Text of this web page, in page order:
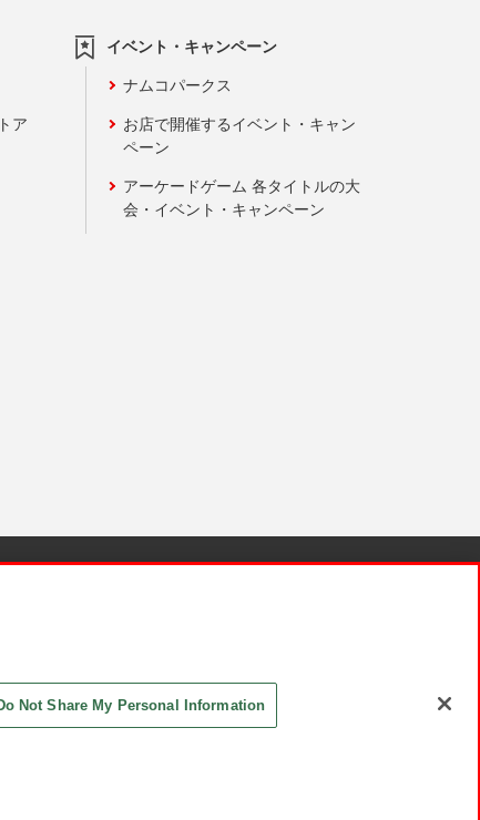
ア
イベント・キャンペーン
ナムコパークス
お店で開催するイベント・キャン
ペーン
アーケードゲーム 各タイトルの大
会・イベント・キャンペーン
Not Share My Personal Information